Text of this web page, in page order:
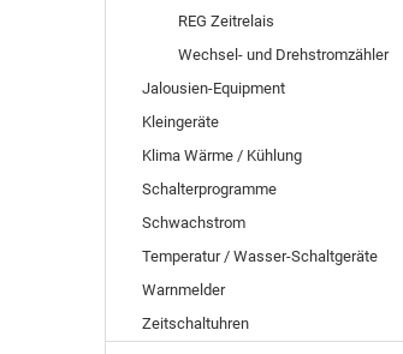
REG Zeitrelais
Wechsel- und Drehstromzähler
Jalousien-Equipment
Kleingeräte
Klima Wärme / Kühlung
Schalterprogramme
Schwachstrom
Temperatur / Wasser-Schaltgeräte
Warnmelder
Zeitschaltuhren